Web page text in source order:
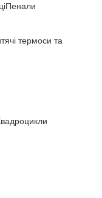
Пенали
термоси та